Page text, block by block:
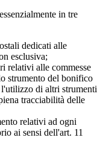
in tre
dedicati alle
esclusiva;
relativi alle commesse
strumento del bonifico
di altri strumenti
tracciabilità delle
relativi ad ogni
ai sensi dell'art. 11